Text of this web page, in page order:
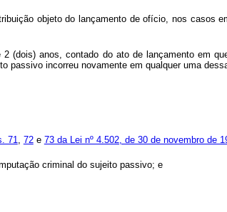
objeto do lançamento de ofício, nos casos
(dois) anos, contado do ato de lançamento em
passivo incorreu novamente em qualquer uma
71, 72e 73 da Lei nº 4.502, de 30 de novembro de
criminal do sujeito passivo; e